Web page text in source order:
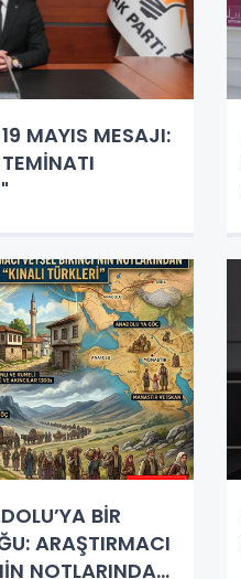
MAYIS MESAJI:
BİR
ARAŞTIRMACI
NOTLARINDAN